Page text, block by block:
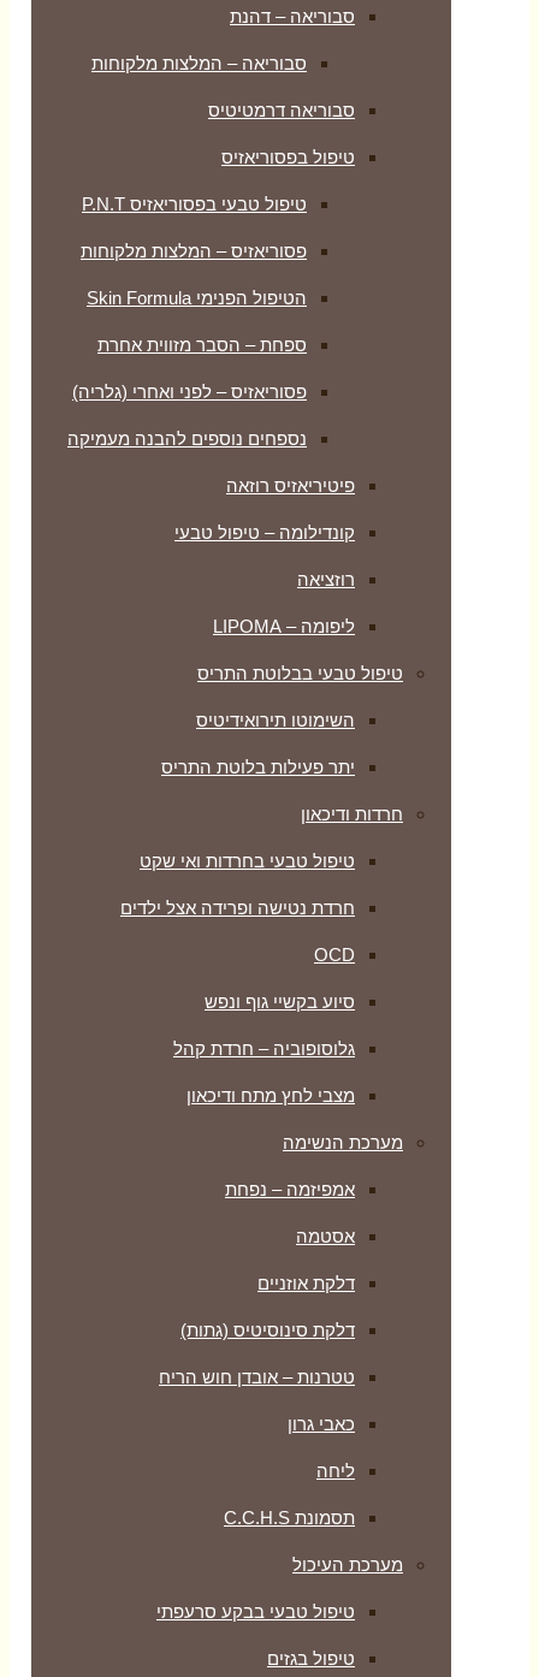
סבוריאה – דהנת
סבוריאה – המלצות מלקוחות
סבוריאה דרמטיטיס
טיפול בפסוריאזיס
טיפול טבעי בפסוריאזיס P.N.T
פסוריאזיס – המלצות מלקוחות
הטיפול הפנימי Skin Formula
ספחת – הסבר מזווית אחרת
פסוריאזיס – לפני ואחרי (גלריה)
נספחים נוספים להבנה מעמיקה
פיטיריאזיס רוזאה
קונדילומה – טיפול טבעי
רוזציאה
ליפומה – LIPOMA
טיפול טבעי בבלוטת התריס
השימוטו תירואידיטיס
יתר פעילות בלוטת התריס
חרדות ודיכאון
טיפול טבעי בחרדות ואי שקט
חרדת נטישה ופרידה אצל ילדים
OCD
סיוע בקשיי גוף ונפש
גלוסופוביה – חרדת קהל
מצבי לחץ מתח ודיכאון
מערכת הנשימה
אמפיזמה – נפחת
אסטמה
דלקת אוזניים
דלקת סינוסיטיס (גתות)
טטרנות – אובדן חוש הריח
כאבי גרון
ליחה
תסמונת C.C.H.S
מערכת העיכול
טיפול טבעי בבקע סרעפתי
טיפול בגזים